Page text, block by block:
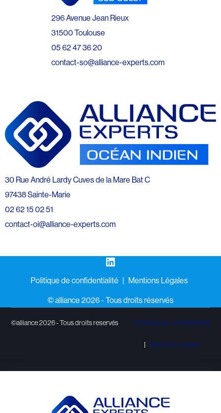
296 Avenue Jean Rieux
31500 Toulouse
05 62 47 36 20
contact-so@alliance-experts.com
30 Rue André Lardy Cuves de la Mare Bat C
97438 Sainte-Marie
02 62 15 02 51
contact-oi@alliance-experts.com
LinkedIn
Politique de confidentialité
Mentions Légales
©️ alliance 2026 - Tous droits réservés
©alliance 2026 - Tous droits reservés Politique de confidentialité
Mentions Légales